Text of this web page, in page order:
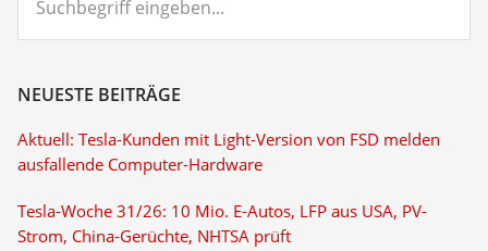
eingeben...
NEUESTE BEITRÄGE
Aktuell: Tesla-Kunden mit Light-Version von FSD melden
ausfallende Computer-Hardware
Tesla-Woche 31/26: 10 Mio. E-Autos, LFP aus USA, PV-
Strom, China-Gerüchte, NHTSA prüft